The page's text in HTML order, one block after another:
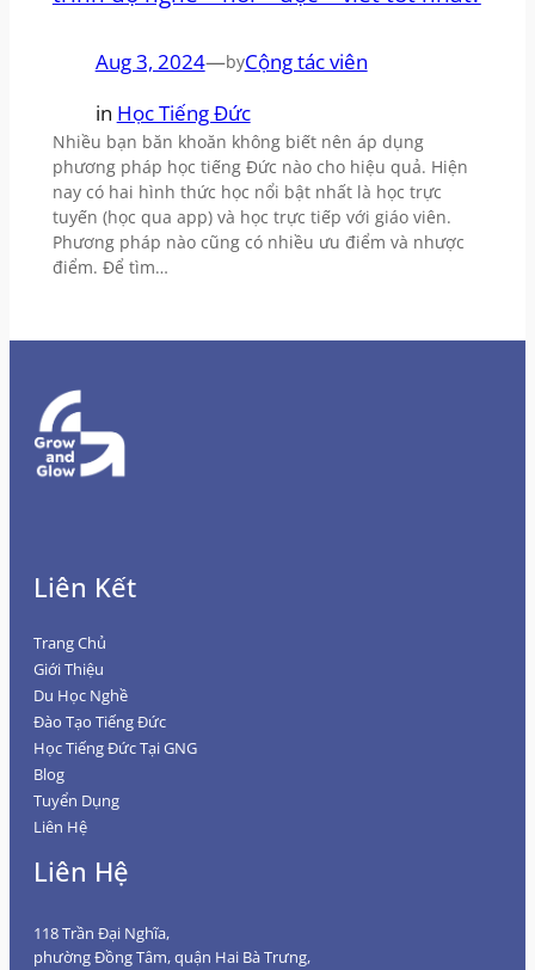
Aug 3, 2024—byCộng tác viên
in Học Tiếng Đức
Nhiều bạn băn khoăn không biết nên áp dụng
phương pháp học tiếng Đức nào cho hiệu quả. Hiện
nay có hai hình thức học nổi bật nhất là học trực
tuyến (học qua app) và học trực tiếp với giáo viên.
Phương pháp nào cũng có nhiều ưu điểm và nhược
điểm. Để tìm…
Liên Kết
Trang Chủ
Giới Thiệu
Du Học Nghề
Đào Tạo Tiếng Đức
Học Tiếng Đức Tại GNG
Blog
Tuyển Dụng
Liên Hệ
Liên Hệ
118 Trần Đại Nghĩa,
phường Đồng Tâm, quận Hai Bà Trưng,